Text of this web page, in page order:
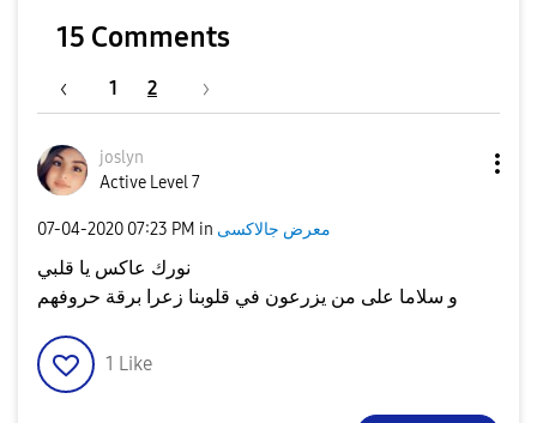
15 Comments
1 2
joslyn
Active Level 7
‎07-04-2020 07:23 PM in معرض جالاكسى
نورك عاكس يا قلبي
و سلاما على من يزرعون في قلوبنا زعرا برقة حروفهم
1 Like